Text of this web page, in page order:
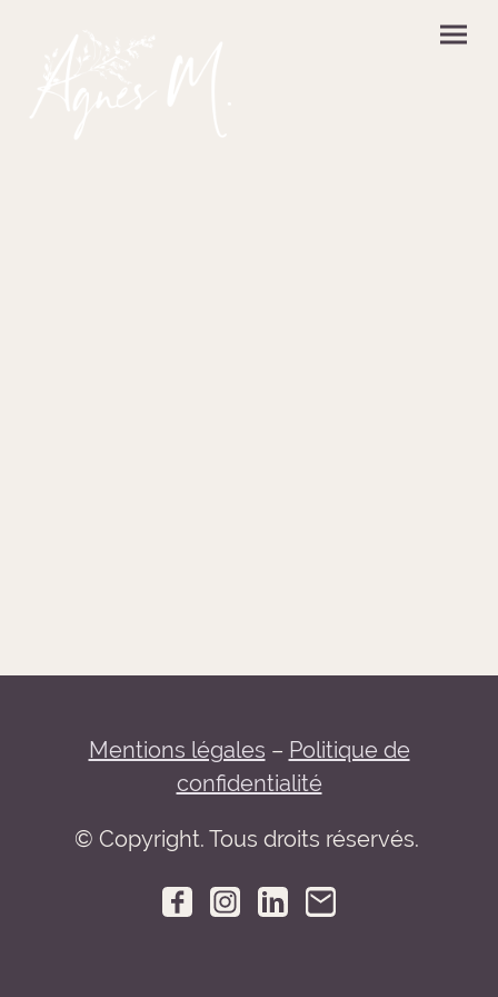
Mentions légales – Politique de
confidentialité
© Copyright. Tous droits réservés.